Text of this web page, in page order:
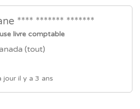
**** ******* *******
livre comptable
(tout)
jour il y a 3 ans